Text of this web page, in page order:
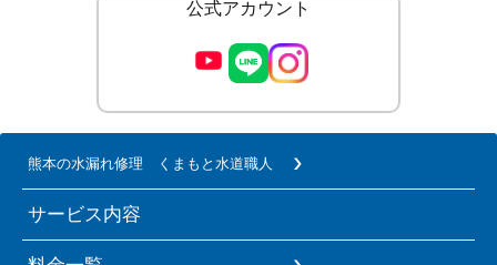
公式アカウント
熊本の水漏れ修理 くまもと水道職人
サービス内容